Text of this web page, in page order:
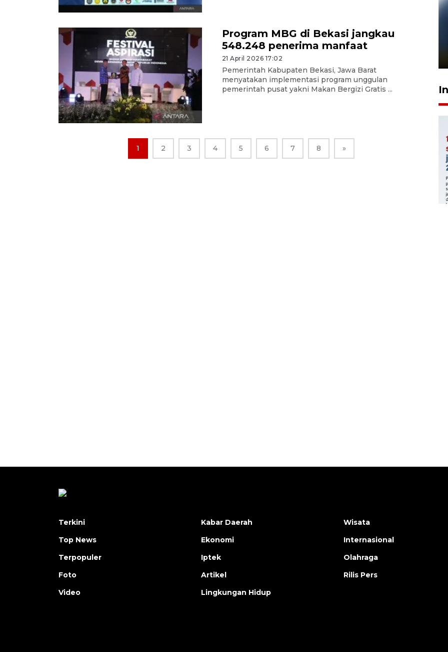
Program MBG di Bekasi jangkau
548.248 penerima manfaat
21 April 2026 17:02
Pemerintah Kabupaten Bekasi, Jawa Barat
menyatakan implementasi program unggulan
pemerintah pusat yakni Makan Bergizi Gratis ...
1 2 3 4 5 6 7 8 »
Pelanggan Filaha Farm setia
sampai 8 tahan?
1 Juni 2026 05:47
Terkini
Top News
Terpopuler
Foto
Video
Kabar Daerah
Ekonomi
Iptek
Artikel
Lingkungan Hidup
Wisata
Internasional
Olahraga
Rilis Pers